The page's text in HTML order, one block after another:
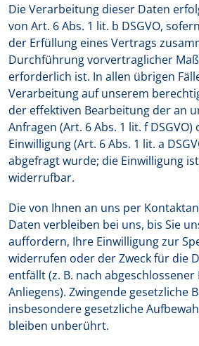
Die Verarbeitung dieser Daten
von Art. 6 Abs. 1 lit. b DSGVO,
der Erfüllung eines Vertrags
Durchführung vorvertraglicher
erforderlich ist. In allen übrigen
Verarbeitung auf unserem
der effektiven Bearbeitung der an
Anfragen (Art. 6 Abs. 1 lit. f
Einwilligung (Art. 6 Abs. 1 lit. a
abgefragt wurde; die Einwilligung
widerrufbar.
Die von Ihnen an uns per
Daten verbleiben bei uns, bis Sie
auffordern, Ihre Einwilligung zur
widerrufen oder der Zweck für die
entfällt (z. B. nach
Anliegens). Zwingende gesetzliche
insbesondere gesetzliche
bleiben unberührt.